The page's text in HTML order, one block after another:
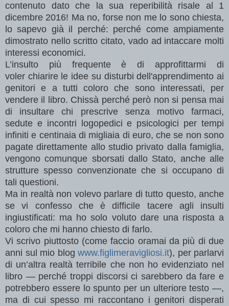
contenuto dato che la sua reperibilità risale al 1
dicembre 2016! Ma no, forse non me lo sono chiesta,
lo sapevo già il perché: perché come ampiamente
dimostrato nello scritto citato, vado ad intaccare molti
interessi economici.
L’insulto più frequente è di approfittarmi di
voler chiarire le idee su disturbi dell'apprendimento ai
genitori e a tutti coloro che sono interessati, per
vendere il libro. Chissà perché però non si pensa mai
di insultare chi prescrive senza motivo farmaci,
sedute e incontri logopedici e psicologici per tempi
infiniti e centinaia di migliaia di euro, che se non sono
pagatedirettamente allo studio privato dalla famiglia,
vengono comunque sborsati dallo Stato, anche alle
strutture spesso convenzionate che si occupano di
tali questioni.
Ma in realtà non volevo parlare di tutto questo, anche
se vi confesso che è difficile tacere agli insulti
ingiustificati: ma ho solo voluto dare una risposta a
coloro che mi hanno chiesto di farlo.
Vi scrivo piuttosto (come faccio oramai da più di due
anni sul mio blog www.figlimeravigliosi.it), per parlarvi
di un’altra realtà terribile che non ho evidenziato nel
libro — perché troppi discorsi ci sarebbero da fare e
potrebbero essere lo spunto per un ulteriore testo —,
ma di cui spesso mi raccontano i genitori disperati